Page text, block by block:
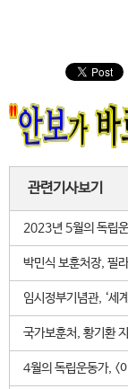
관련기사보기
2023년 5월의 독립
박민식 보훈처장, 필
임시정부기념관, ‘세
국가보훈처, 황기환
4월의 독립운동가, <